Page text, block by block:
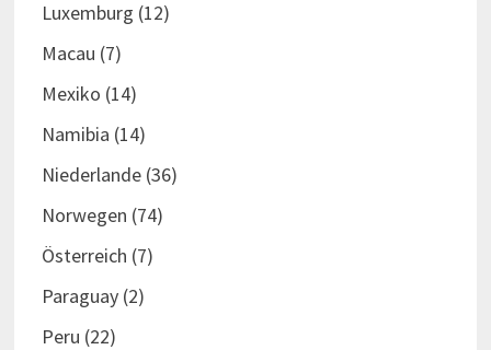
Luxemburg (12)
Macau (7)
Mexiko (14)
Namibia (14)
Niederlande(36)
Norwegen (74)
Österreich (7)
Paraguay(2)
Peru (22)